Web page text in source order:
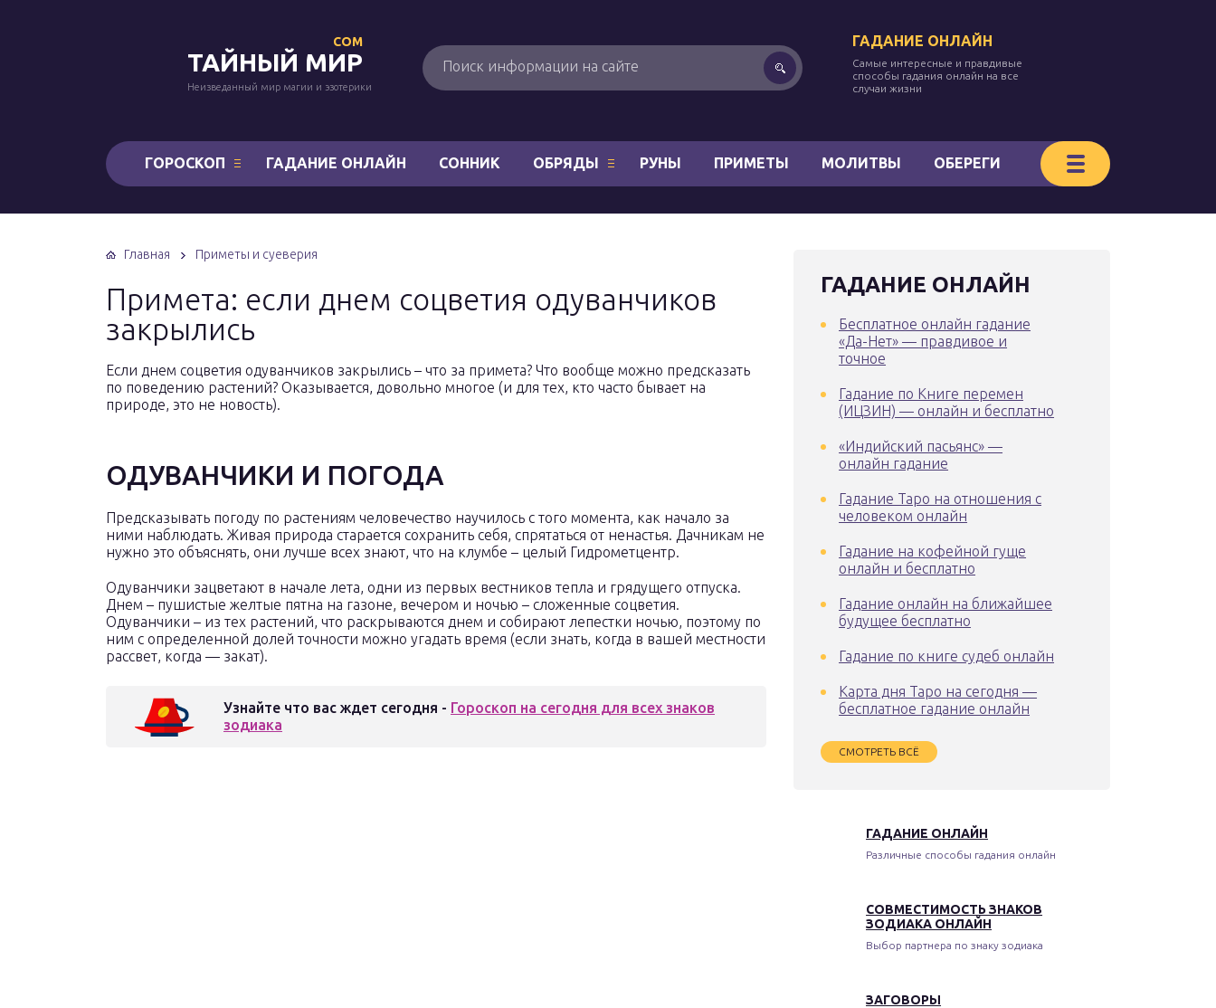
ТАЙНЫЙ МИР
COM
Неизведанный мир магии и эзотерики
ГАДАНИЕ ОНЛАЙН
Самые интересные и правдивые
способы гадания онлайн на все
случаи жизни
ГОРОСКОП ГАДАНИЕ ОНЛАЙН СОННИК ОБРЯДЫ РУНЫ ПРИМЕТЫ МОЛИТВЫ ОБЕРЕГИ
Главная Приметы и суеверия
Примета: если днем соцветия одуванчиков
закрылись
Если днем соцветия одуванчиков закрылись – что за примета? Что вообще можно предсказать
по поведению растений? Оказывается, довольно многое (и для тех, кто часто бывает на
природе, это не новость).
ОДУВАНЧИКИ И ПОГОДА
Предсказывать погоду по растениям человечество научилось с того момента, как начало за
ними наблюдать. Живая природа старается сохранить себя, спрятаться от ненастья. Дачникам не
нужно это объяснять, они лучше всех знают, что на клумбе – целый Гидрометцентр.
Одуванчики зацветают в начале лета, одни из первых вестников тепла и грядущего отпуска.
Днем – пушистые желтые пятна на газоне, вечером и ночью – сложенные соцветия.
Одуванчики – из тех растений, что раскрываются днем и собирают лепестки ночью, поэтому по
ним с определенной долей точности можно угадать время (если знать, когда в вашей местности
рассвет, когда — закат).
Узнайте что вас ждет сегодня - Гороскоп на сегодня для всех знаков
зодиака
ГАДАНИЕ ОНЛАЙН
Бесплатное онлайн гадание
«Да-Нет» — правдивое и
точное
Гадание по Книге перемен
(ИЦЗИН) — онлайн и бесплатно
«Индийский пасьянс» —
онлайн гадание
Гадание Таро на отношения с
человеком онлайн
Гадание на кофейной гуще
онлайн и бесплатно
Гадание онлайн на ближайшее
будущее бесплатно
Гадание по книге судеб онлайн
Карта дня Таро на сегодня —
бесплатное гадание онлайн
СМОТРЕТЬ ВСЁ
ГАДАНИЕ ОНЛАЙН
Различные способы гадания онлайн
СОВМЕСТИМОСТЬ ЗНАКОВ
ЗОДИАКА ОНЛАЙН
Выбор партнера по знаку зодиака
ЗАГОВОРЫ